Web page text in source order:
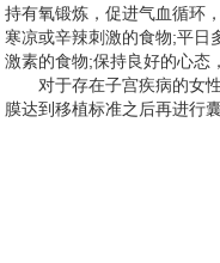
持有氧锻炼，促进气血循环
寒凉或辛辣刺激的食物;平日
激素的食物;保持良好的心态
对于存在子宫疾病的女
膜达到移植标准之后再进行